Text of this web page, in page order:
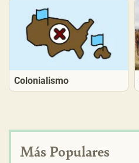
Colonialismo
Más Populares